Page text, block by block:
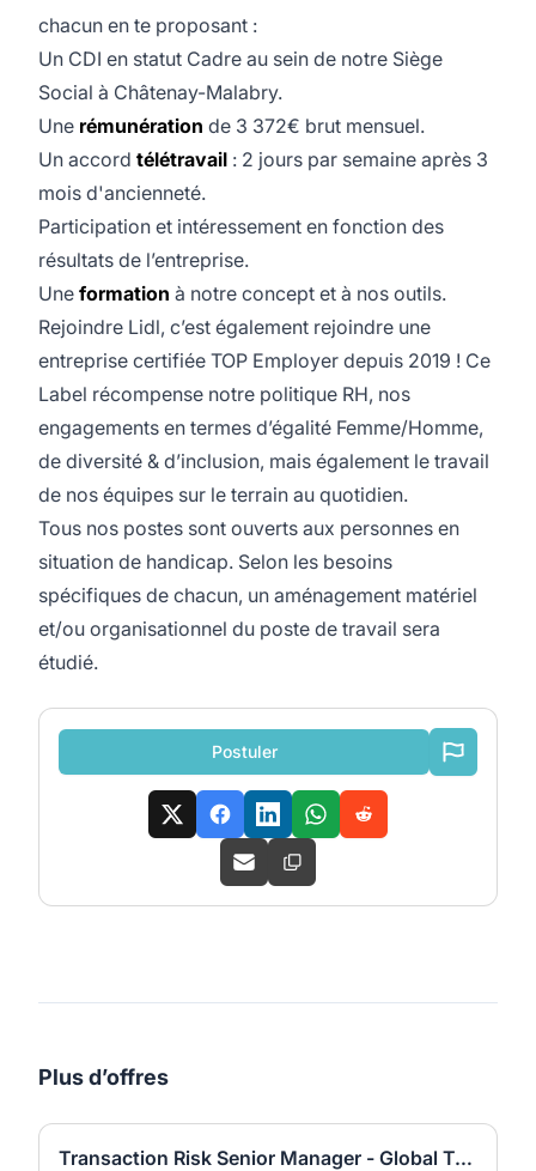
chacun en te proposant :
Un CDI en statut Cadre au sein de notre Siège
Social à Châtenay-Malabry.
Une rémunération de 3 372€ brut mensuel.
Un accord télétravail : 2 jours par semaine après 3
mois d'ancienneté.
Participation et intéressement en fonction des
résultats de l’entreprise.
Une formation à notre concept et à nos outils.
Rejoindre Lidl, c’est également rejoindre une
entreprise certifiée TOP Employer depuis 2019 ! Ce
Label récompense notre politique RH, nos
engagements en termes d’égalité Femme/Homme,
de diversité & d’inclusion, mais également le travail
de nos équipes sur le terrain au quotidien.
Tous nos postes sont ouverts aux personnes en
situation de handicap. Selon les besoins
spécifiques de chacun, un aménagement matériel
et/ou organisationnel du poste de travail sera
étudié.
Postuler
Plus d’offres
Transaction Risk Senior Manager - Global Trade Solutions (f/m/d)